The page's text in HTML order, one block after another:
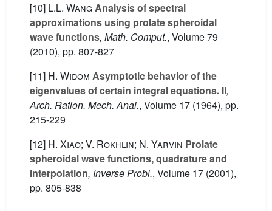
[10] L.L. Wang Analysis of spectral
approximations using prolate spheroidal
wave functions, Math. Comput., Volume 79
(2010), pp. 807-827
[11] H. Widom Asymptotic behavior of the
eigenvalues of certain integral equations. II,
Arch. Ration. Mech. Anal., Volume 17 (1964), pp.
215-229
[12] H. Xiao; V. Rokhlin; N. Yarvin Prolate
spheroidal wave functions, quadrature and
interpolation, Inverse Probl., Volume 17 (2001),
pp. 805-838